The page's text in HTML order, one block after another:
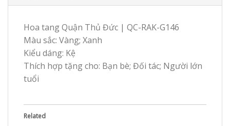
Hoa tang Quận Thủ Đức | QC-RAK-G146
Màu sắc: Vàng; Xanh
Kiểu dáng: Kệ
Thích hợp tặng cho: Bạn bè; Đối tác; Người lớn
tuổi
Related